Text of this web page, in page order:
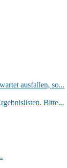
ausfallen, so...
Bitte...